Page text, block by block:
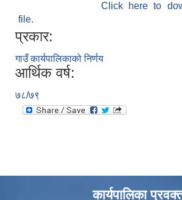
Click here to
file.
प्रकार:
गाउँ कार्यपालिकाको निर्णय
आर्थिक वर्ष:
७८/७९
कार्यपालिका